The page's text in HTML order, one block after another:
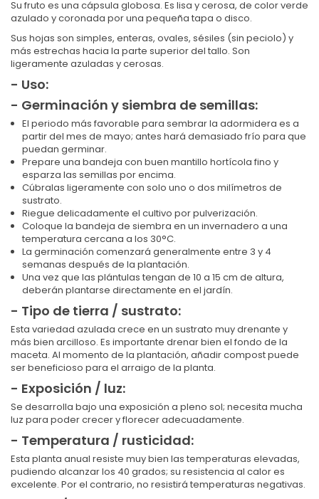
Su fruto es una cápsula globosa. Es lisa y cerosa, de color verde
azulado y coronada por una pequeña tapa o disco.
Sus hojas son simples, enteras, ovales, sésiles (sin peciolo) y
más estrechas hacia la parte superior del tallo. Son
ligeramente azuladas y cerosas.
- Uso:
- Germinación y siembra de semillas:
El periodo más favorable para sembrar la adormidera es a
partir del mes de mayo; antes hará demasiado frío para que
puedan germinar.
Prepare una bandeja con buen mantillo hortícola fino y
esparza las semillas por encima.
Cúbralas ligeramente con solo uno o dos milímetros de
sustrato.
Riegue delicadamente el cultivo por pulverización.
Coloque la bandeja de siembra en un invernadero a una
temperatura cercana a los 30°C.
La germinación comenzará generalmente entre 3 y 4
semanas después de la plantación.
Una vez que las plántulas tengan de 10 a 15 cm de altura,
deberán plantarse directamente en el jardín.
- Tipo de tierra / sustrato:
Esta variedad azulada crece en un sustrato muy drenante y
más bien arcilloso. Es importante drenar bien el fondo de la
maceta. Al momento de la plantación, añadir compost puede
ser beneficioso para el arraigo de la planta.
- Exposición / luz:
Se desarrolla bajo una exposición a pleno sol; necesita mucha
luz para poder crecer y florecer adecuadamente.
- Temperatura / rusticidad:
Esta planta anual resiste muy bien las temperaturas elevadas,
pudiendo alcanzar los 40 grados; su resistencia al calor es
excelente. Por el contrario, no resistirá temperaturas negativas.